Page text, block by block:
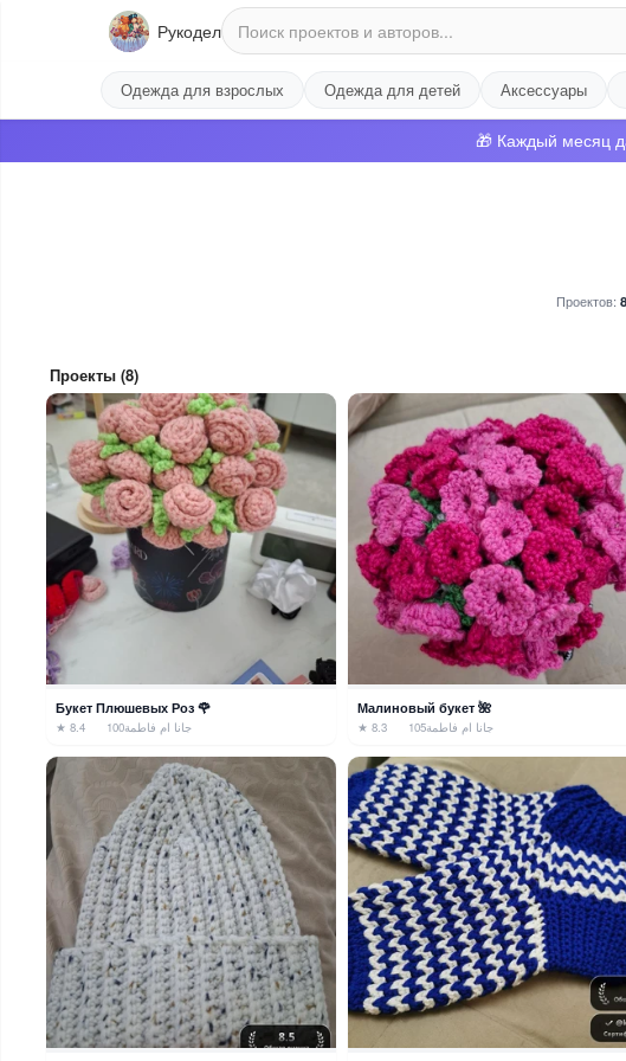
Рукодел
Одежда для взрослых Одежда для детей Аксессуары
🎁 Каждый месяц
Проектов: 8
Проекты (8)
Букет Плюшевых Роз 🌹
★ 8.4 100جانا ام فاطمة
Малиновый букет 🌺
★ 8.3 105جانا ام فاطمة